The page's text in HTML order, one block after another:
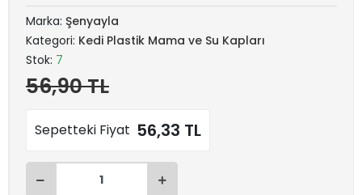
Marka: Şenyayla
Kategori: Kedi Plastik Mama ve Su Kapları
Stok: 7
56,90 TL
Sepetteki Fiyat 56,33 TL